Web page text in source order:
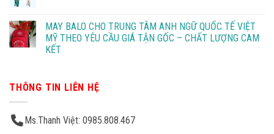
MAY BALO CHO TRUNG TÂM ANH NGỮ QUỐC TẾ VIỆT
MỸ THEO YÊU CẦU GIÁ TẬN GỐC – CHẤT LƯỢNG CAM
KẾT
THÔNG TIN LIÊN HỆ
Ms.Thanh Việt: 0985.808.467